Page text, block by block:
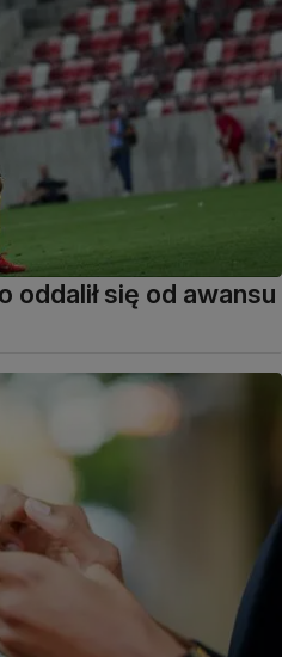
oddalił się od awansu